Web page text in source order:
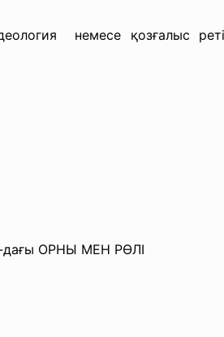
немесе қозғалыс
ОРНЫ МЕН РӨЛІ